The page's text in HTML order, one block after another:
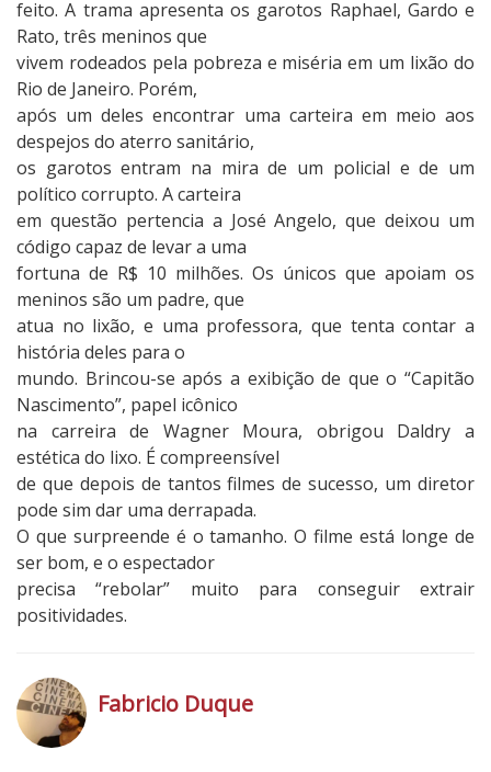
feito. A trama apresenta os garotos Raphael, Gardo e
Rato, três meninos que
vivem rodeados pela pobreza e miséria em um lixão do
Rio de Janeiro. Porém,
após um deles encontrar uma carteira em meio aos
despejos do aterro sanitário,
os garotos entram na mira de um policial e de um
político corrupto. A carteira
em questão pertencia a José Angelo, que deixou um
código capaz de levar a uma
fortuna de R$ 10 milhões. Os únicos que apoiam os
meninos são um padre, que
atua no lixão, e uma professora, que tenta contar a
história deles para o
mundo. Brincou-se após a exibição de que o “Capitão
Nascimento”, papel icônico
na carreira de Wagner Moura, obrigou Daldry a
estética do lixo. É compreensível
de que depois de tantos filmes de sucesso, um diretor
pode sim dar uma derrapada.
O que surpreende é o tamanho. O filme está longe de
ser bom, e o espectador
precisa “rebolar” muito para conseguir extrair
positividades.
o
t
Fabricio Duque